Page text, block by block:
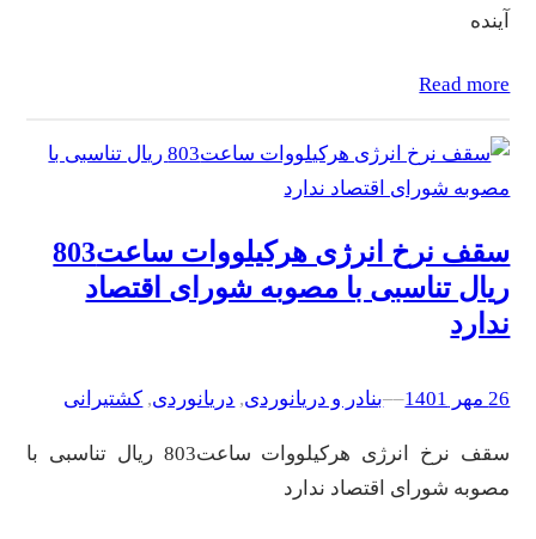
آینده
Read more
سقف نرخ انرژی هرکیلووات ساعت803
ریال تناسبی با مصوبه شورای اقتصاد
ندارد
26 مهر 1401 –
–بنادر و دریانوردی, دریانوردی, کشتیرانی
سقف نرخ انرژی هرکیلووات ساعت803 ریال تناسبی با
مصوبه شورای اقتصاد ندارد